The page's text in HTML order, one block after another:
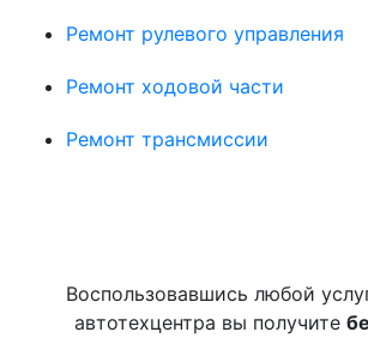
Ремонт рулевого управления
Ремонт ходовой части
Ремонт трансмиссии
Воспользовавшись любой
автотехцентра вы получите